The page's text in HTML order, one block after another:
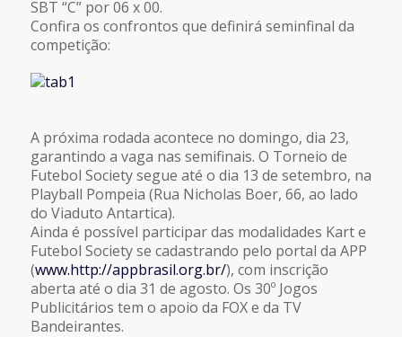
SBT “C” por 06 x 00.
Confira os confrontos que definirá seminfinal da
competição:
A próxima rodada acontece no domingo, dia 23,
garantindo a vaga nas semifinais. O Torneio de
Futebol Society segue até o dia 13 de setembro, na
Playball Pompeia (Rua Nicholas Boer, 66, ao lado
do Viaduto Antartica).
Ainda é possível participar das modalidades Kart e
Futebol Society se cadastrando pelo portal da APP
(www.http://appbrasil.org.br/), com inscrição
aberta até o dia 31 de agosto. Os 30º Jogos
Publicitários tem o apoio da FOX e da TV
Bandeirantes.